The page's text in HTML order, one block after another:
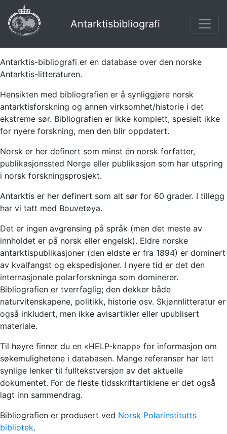
Antarktisbibliografi
Antarktis-bibliografi er en database over den norske
Antarktis-litteraturen.
Hensikten med bibliografien er å synliggjøre norsk
antarktisforskning og annen virksomhet/historie i det
ekstreme sør. Bibliografien er ikke komplett, spesielt ikke
for nyere forskning, men den blir oppdatert.
Norsk er her definert som minst én norsk forfatter,
publikasjonssted Norge eller publikasjon som har utspring
i norsk forskningsprosjekt.
Antarktis er her definert som alt sør for 60 grader. I tillegg
har vi tatt med Bouvetøya.
Det er ingen avgrensing på språk (men det meste av
innholdet er på norsk eller engelsk). Eldre norske
antarktispublikasjoner (den eldste er fra 1894) er dominert
av kvalfangst og ekspedisjoner. I nyere tid er det den
internasjonale polarforskninga som dominerer.
Bibliografien er tverrfaglig; den dekker både
naturvitenskapene, politikk, historie osv. Skjønnlitteratur er
også inkludert, men ikke avisartikler eller upublisert
materiale.
Til høyre finner du en «HELP-knapp» for informasjon om
søkemulighetene i databasen. Mange referanser har lett
synlige lenker til fulltekstversjon av det aktuelle
dokumentet. For de fleste tidsskriftartiklene er det også
lagt inn sammendrag.
Bibliografien er produsert ved Norsk Polarinstitutts
bibliotek.